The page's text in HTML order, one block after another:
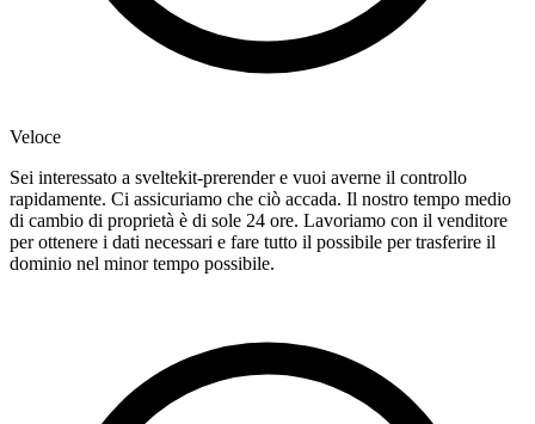
Veloce
Sei interessato a sveltekit-prerender e vuoi averne il controllo
rapidamente. Ci assicuriamo che ciò accada. Il nostro tempo medio
di cambio di proprietà è di sole 24 ore. Lavoriamo con il venditore
per ottenere i dati necessari e fare tutto il possibile per trasferire il
dominio nel minor tempo possibile.